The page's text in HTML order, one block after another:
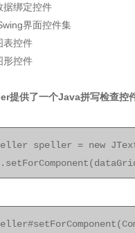
据绑定控件
界面控件集
表控件
形控件
提供了一个Java拼写检查控
speller = new